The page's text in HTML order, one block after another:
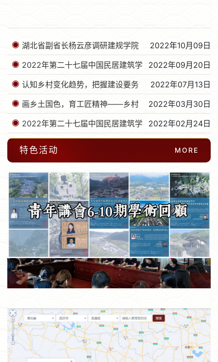
2022年10月09日
湖北省副省长杨云彦调研建规学院
湖北省民族地区乡村振兴研…
2022年09月20日
2022年第二十七届中国民居建筑学
术年会三号通知（附邀请函…
2022年07月13日
认知乡村变化趋势，把握建设要务
实情——​​​华中科技大…
2022年03月30日
画乡土国色，育工匠精神——乡村
规划教学团队走进孝昌东河村
2022年02月24日
2022年第二十七届中国民居建筑学
术年会暨民居建筑国际学术…
MORE
特色活动